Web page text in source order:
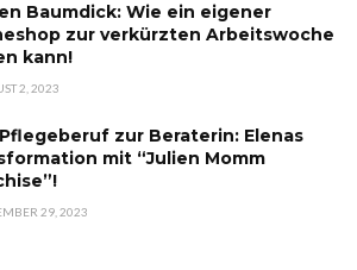
Baumdick: Wie ein eigener
zur verkürzten Arbeitswoche
kann!
2, 2023
zur Beraterin: Elenas
mit “Julien Momm
29, 2023